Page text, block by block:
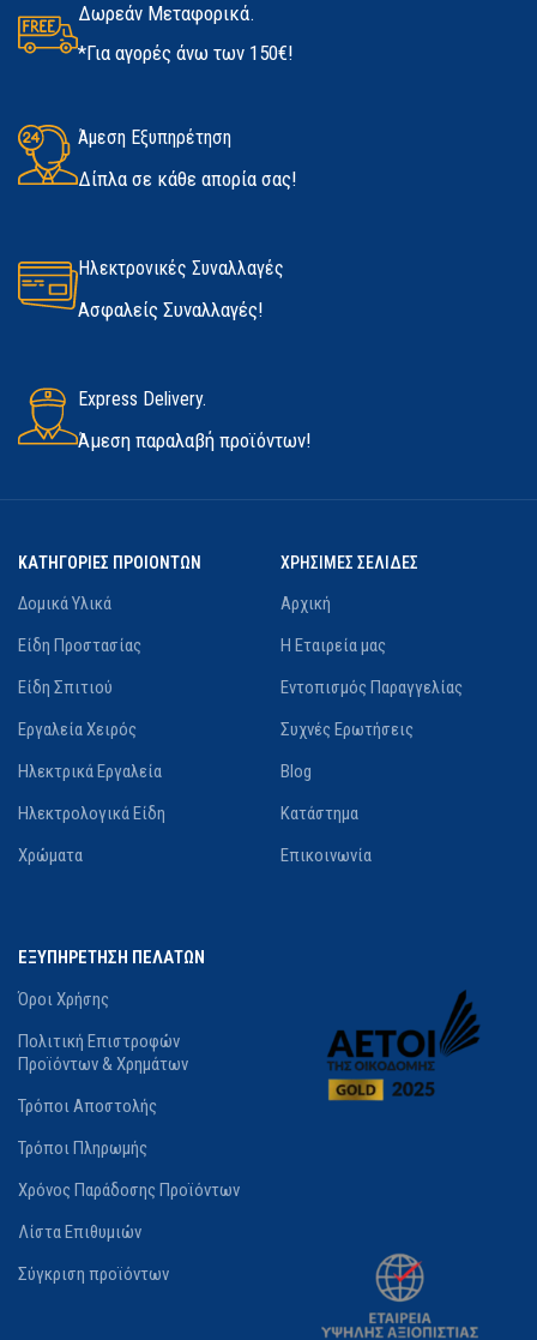
ΚΑΤΑΣΚΕΥΑΣΤΉΣ Kerakoll
ΔΙΑΘΕΣΙΜΌΤΗΤΑ
Δωρεάν Μεταφορικά.
*Για αγορές άνω των 150€!
Άμεση Εξυπηρέτηση
Δίπλα σε κάθε απορία σας!
Ηλεκτρονικές Συναλλαγές
Ασφαλείς Συναλλαγές!
Express Delivery.
Άμεση παραλαβή προϊόντων!
ΚΑΤΗΓΟΡΙΕΣ ΠΡΟΙΟΝΤΩΝ
Δομικά Υλικά
Είδη Προστασίας
Είδη Σπιτιού
Εργαλεία Χειρός
Ηλεκτρικά Εργαλεία
Ηλεκτρολογικά Είδη
Χρώματα
ΧΡΗΣΙΜΕΣ ΣΕΛΙΔΕΣ
Αρχική
Η Εταιρεία μας
Εντοπισμός Παραγγελίας
Συχνές Ερωτήσεις
Blog
Κατάστημα
Επικοινωνία
ΕΞΥΠΗΡΕΤΗΣΗ ΠΕΛΑΤΩΝ
Όροι Χρήσης
Πολιτική Επιστροφών
Προϊόντων & Χρημάτων
Τρόποι Αποστολής
Τρόποι Πληρωμής
Χρόνος Παράδοσης Προϊόντων
Λίστα Επιθυμιών
Σύγκριση προϊόντων